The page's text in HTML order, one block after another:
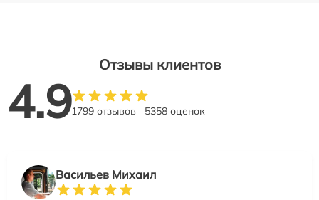
Отзывы клиентов
4.91799 отзывов 5358 оценок
Васильев Михаил